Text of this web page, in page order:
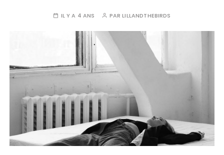
IL Y A 4 ANS PARLILLANDTHEBIRDS